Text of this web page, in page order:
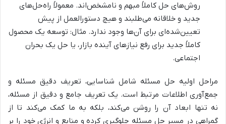
روش‌های حل کاملاً مبهم و نامشخص‌اند. معمولاً راه‌حل‌های
جدید و خلاقانه می‌طلبند و هیچ دستورالعمل از پیش
تعیین‌شده‌ای برای آن‌ها وجود ندارد. مثال: توسعه یک محصول
کاملاً جدید برای رفع نیازهای آینده بازار، یا حل یک بحران
اجتماعی.
مراحل اولیه حل مسئله شامل شناسایی، تعریف دقیق مسئله و
جمع‌آوری اطلاعات مرتبط است. یک تعریف جامع و دقیق از مسئله،
نه تنها ابعاد آن را روشن می‌کند، بلکه به ما کمک می‌کند تا از
گمراهی در مسیر حل مسئله جلوگیری کرده و منابع و انرژی خود را بر